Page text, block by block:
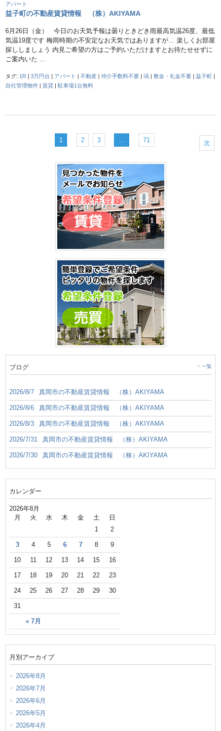
アパート
益子町の不動産賃貸情報 （株）AKIYAMA
6月26日（金） 今日のお天気予報は曇りときどき雨最高気温26度、最低
気温19度です 梅雨時期の不安定なお天気ではありますが… 楽しくお部屋
探ししましょう 内見ご希望の方はご予約いただけますとお待たせせずに
ご案内いた …
タグ: 1R |3万円台 | アパート |不動産 |仲介手数料不要 |塙 |敷金・礼金不要 |益子町 |
自社管理物件 |賃貸 |駐車場1台無料
1 2 3 71 次
ブログ 一覧
2026/8/7 真岡市の不動産賃貸情報 （株）AKIYAMA
2026/8/6 真岡市の不動産賃貸情報 （株）AKIYAMA
2026/8/3 真岡市の不動産賃貸情報 （株）AKIYAMA
2026/7/31 真岡市の不動産賃貸情報 （株）AKIYAMA
2026/7/30 真岡市の不動産賃貸情報 （株）AKIYAMA
カレンダー
2026年8月
月 火 水 木 金 土 日
« 7月
1 2
3 4 5 6 7 8 9
10 11 12 13 14 15 16
17 18 19 20 21 22 23
24 25 26 27 28 29 30
31
月別アーカイブ
2026年8月
2026年7月
2026年6月
2026年5月
2026年4月